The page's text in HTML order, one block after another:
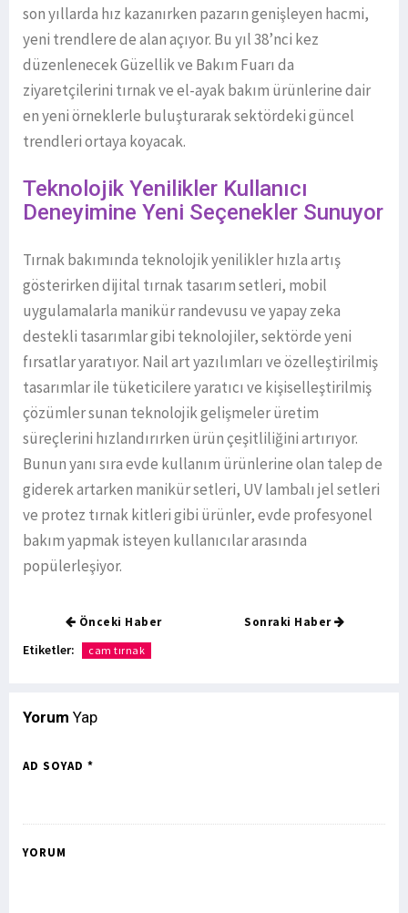
son yıllarda hız kazanırken pazarın genişleyen hacmi,
yeni trendlere de alan açıyor. Bu yıl 38’nci kez
düzenlenecek Güzellik ve Bakım Fuarı da
ziyaretçilerini tırnak ve el-ayak bakım ürünlerine dair
en yeni örneklerle buluşturarak sektördeki güncel
trendleri ortaya koyacak.
Teknolojik Yenilikler Kullanıcı
Deneyimine Yeni Seçenekler Sunuyor
Tırnak bakımında teknolojik yenilikler hızla artış
gösterirken dijital tırnak tasarım setleri, mobil
uygulamalarla manikür randevusu ve yapay zeka
destekli tasarımlar gibi teknolojiler, sektörde yeni
fırsatlar yaratıyor. Nail art yazılımları ve özelleştirilmiş
tasarımlar ile tüketicilere yaratıcı ve kişiselleştirilmiş
çözümler sunan teknolojik gelişmeler üretim
süreçlerini hızlandırırken ürün çeşitliliğini artırıyor.
Bunun yanı sıra evde kullanım ürünlerine olan talep de
giderek artarken manikür setleri, UV lambalı jel setleri
ve protez tırnak kitleri gibi ürünler, evde profesyonel
bakım yapmak isteyen kullanıcılar arasında
popülerleşiyor.
Önceki Haber Sonraki Haber
Etiketler: cam tırnak
Yorum Yap
AD SOYAD *
YORUM